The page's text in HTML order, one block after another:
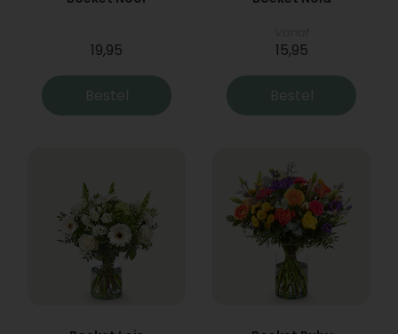
19,95
Bestel
15,95
Bestel